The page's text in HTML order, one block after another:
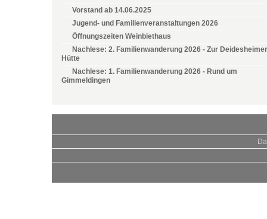
Vorstand ab 14.06.2025
Jugend- und Familienveranstaltungen 2026
Öffnungszeiten Weinbiethaus
Nachlese: 2. Familienwanderung 2026 - Zur Deidesheimer
Hütte
Nachlese: 1. Familienwanderung 2026 - Rund um
Gimmeldingen